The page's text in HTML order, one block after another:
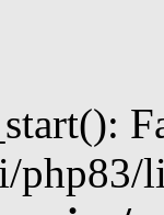
php83/